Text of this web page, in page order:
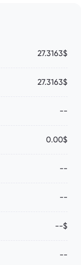
27.3163$
27.3163$
--
0.00$
--
--
--$
--